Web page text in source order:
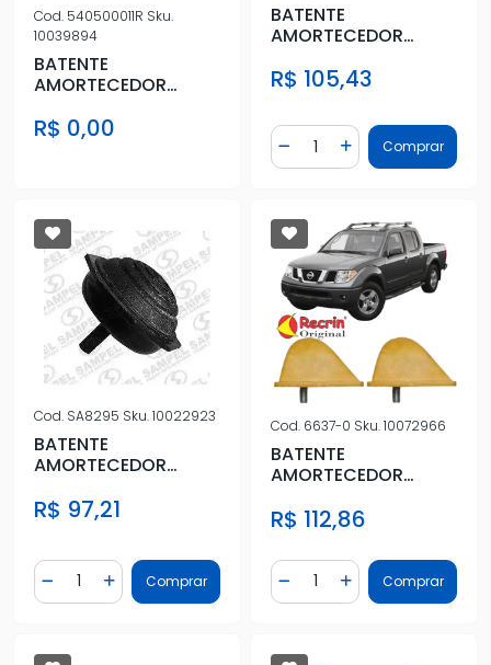
Cod. 540500011R Sku.
10039894
BATENTE
AMORTECEDOR
MASTER 2.3 16V 2013/
R$ 0,00
BATENTE
AMORTECEDOR
/05
R$ 105,43
Diminuir Quantidade
Quantidade
AdicionarComprar
Cod. SA8295 Sku.10022923
BATENTE
AMORTECEDOR
2005/
R$ 97,21
Diminuir Quantidade
Quantidade
Adicionar Quantidade
Comprar
Cod. 6637-0 Sku.10072966
BATENTE
AMORTECEDOR
2.5 ATE 2007
R$ 112,86
Diminuir Quantidade
Quantidade
AdicionarComprar